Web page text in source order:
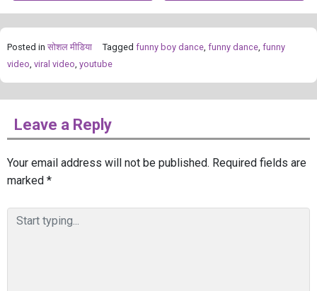
Posted in सोशल मीडिया Tagged funny boy dance funny dance funny
video viral video youtube
Leave a Reply
Your email address will not be published. Required fields are
marked *